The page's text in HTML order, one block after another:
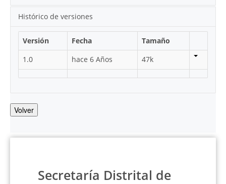
Histórico de versiones
Versión Fecha
Tamaño
1.0
hace 6 Años 47k
Volver
Secretaría Distrital de